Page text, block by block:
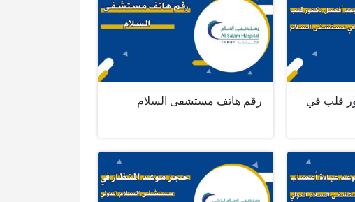
قلب في
رقم هاتف مستشفى السلام